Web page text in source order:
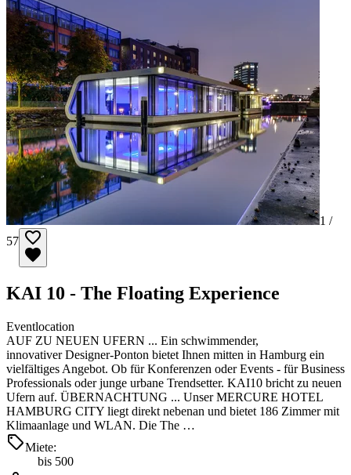
1 /
57
KAI 10 - The Floating Experience
Eventlocation
AUF ZU NEUEN UFERN ... Ein schwimmender,
innovativer Designer-Ponton bietet Ihnen mitten in Hamburg ein
vielfältiges Angebot. Ob für Konferenzen oder Events - für Business
Professionals oder junge urbane Trendsetter. KAI10 bricht zu neuen
Ufern auf. ÜBERNACHTUNG ... Unser MERCURE HOTEL
HAMBURG CITY liegt direkt nebenan und bietet 186 Zimmer mit
Klimaanlage und WLAN. Die The …
Miete:
bis 500